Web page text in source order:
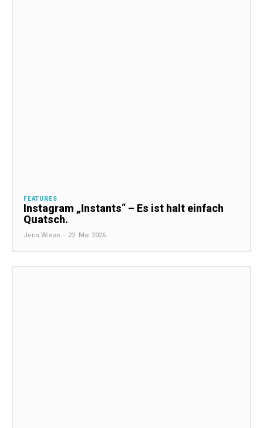
FEATURES
Instagram „Instants“ – Es ist halt einfach
Quatsch.
Jens Wiese - 22. Mai 2026